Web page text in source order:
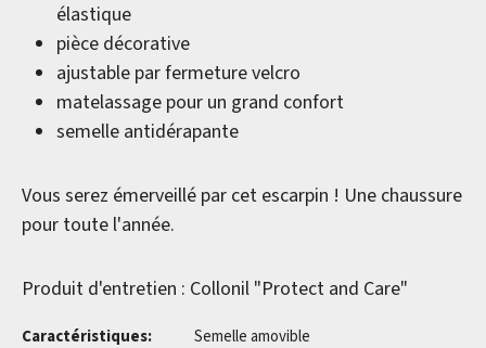
élastique
pièce décorative
ajustable par fermeture velcro
matelassage pour un grand confort
semelle antidérapante
Vous serez émerveillé par cet escarpin ! Une chaussure
pour toute l'année.
Produit d'entretien : Collonil "Protect and Care"
Caractéristiques:
Semelle amovible